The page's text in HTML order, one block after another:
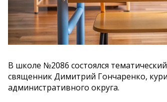
В школе №2086 состоялся
священник Димитрий Гончаренко,
административного округа.